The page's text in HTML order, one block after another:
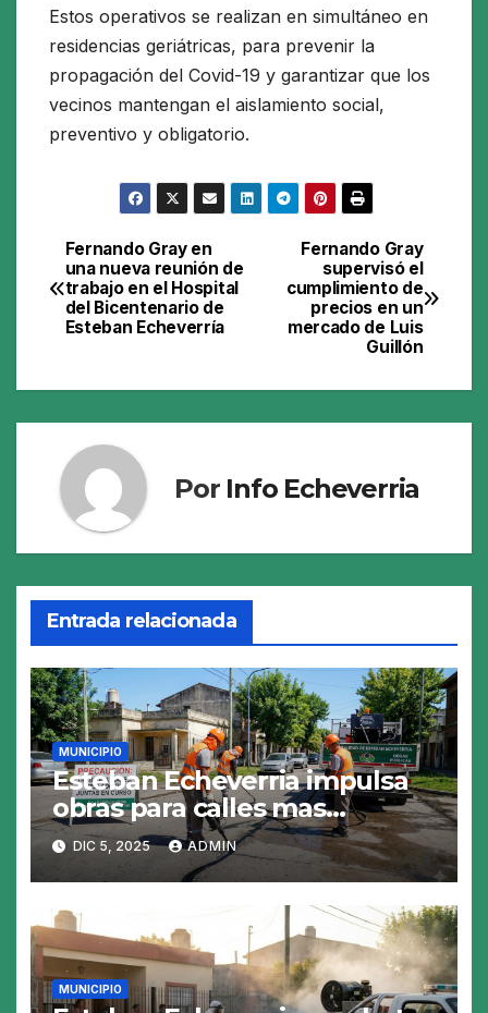
Estos operativos se realizan en simultáneo en
residencias geriátricas, para prevenir la
propagación del Covid-19 y garantizar que los
vecinos mantengan el aislamiento social,
preventivo y obligatorio.
Navegación
de
Fernando Gray
supervisó el
cumplimiento de
precios en un
mercado de Luis
Guillón
Fernando Gray en
una nueva reunión de
trabajo en el Hospital
del Bicentenario de
Esteban Echeverría
Por Info Echeverria
Entrada relacionada
MUNICIPIO
Esteban Echeverria impulsa
obras para calles mas
resistentes y seguras
DIC 5, 2025 ADMIN
MUNICIPIO